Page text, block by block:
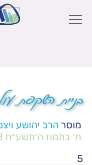
בניית השקפת
מוסר הרב יהושע
ח׳ בתמוז ה׳תשע״ח
5